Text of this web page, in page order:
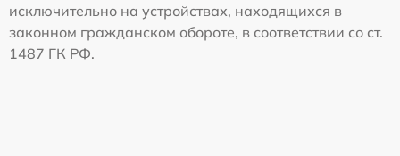
исключительно на устройствах, находящихся в
законном гражданском обороте, в соответствии со ст.
1487 ГК РФ.